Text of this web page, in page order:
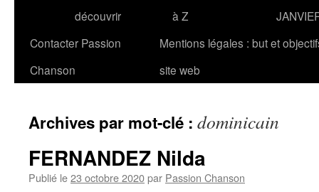
découvrir
à Z
Contacter Passion
Chanson
Mentions légales : but et
site web
Archives par mot-clé : dominicain
FERNANDEZ Nilda
Publié le23 octobre 2020par Passion Chanson